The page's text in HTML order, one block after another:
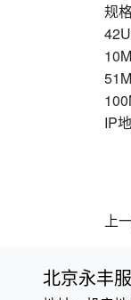
规
IP
上
北京永丰